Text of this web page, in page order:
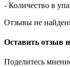
- Количество в
Отзывы не
Оставить отзыв
Поделитесь